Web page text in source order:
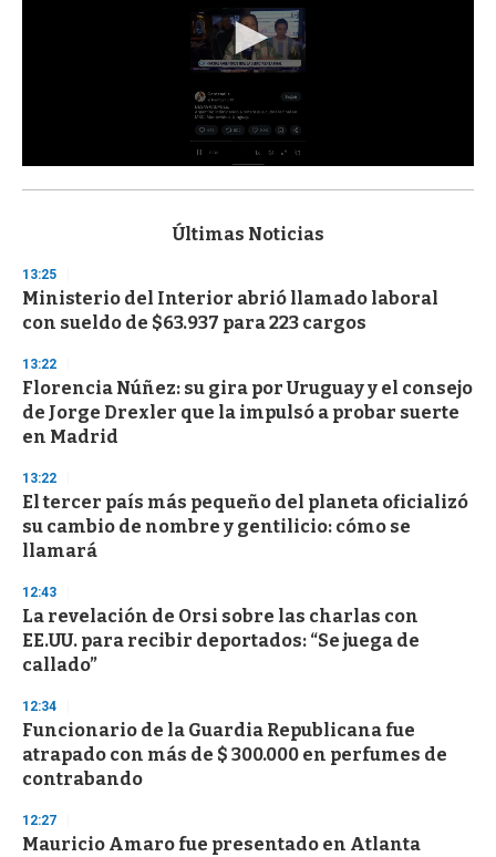
s
d
s
o
f
3
s
e
c
o
d
s
Últimas Noticias
13:25
Ministerio del Interior abrió llamado laboral
con sueldo de $63.937 para 223 cargos
13:22
Florencia Núñez: su gira por Uruguay y el consejo
de Jorge Drexler que la impulsó a probar suerte
en Madrid
13:22
El tercer país más pequeño del planeta oficializó
su cambio de nombre y gentilicio: cómo se
llamará
12:43
La revelación de Orsi sobre las charlas con
EE.UU. para recibir deportados: “Se juega de
callado”
12:34
Funcionario de la Guardia Republicana fue
atrapado con más de $ 300.000 en perfumes de
contrabando
12:27
Mauricio Amaro fue presentado en Atlanta